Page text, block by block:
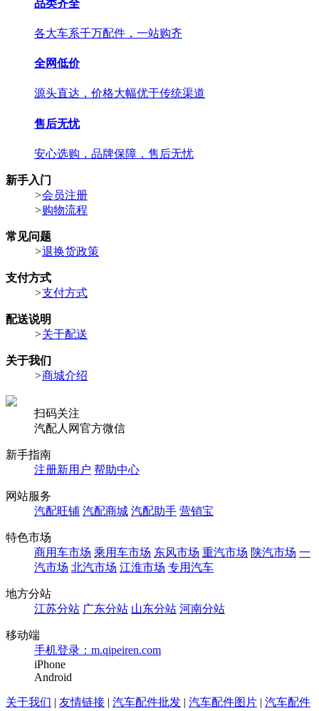
品类齐全
各大车系千万配件，一站购齐
全网低价
源头直达，价格大幅优于传统渠道
售后无忧
安心选购，品牌保障，售后无忧
新手入门
>会员注册
>购物流程
常见问题
>退换货政策
支付方式
>支付方式
配送说明
>关于配送
关于我们
>商城介绍
扫码关注
汽配人网官方微信
新手指南
注册新用户 帮助中心
网站服务
汽配旺铺 汽配商城 汽配助手 营销宝
特色市场
商用车市场 乘用车市场 东风市场 重汽市场 陕汽市场 一
汽市场 北汽市场 江淮市场 专用汽车
地方分站
江苏分站 广东分站 山东分站 河南分站
移动端
手机登录：m.qipeiren.com
iPhone
Android
关于我们 | 友情链接 | 汽车配件批发 | 汽车配件图片 | 汽车配件